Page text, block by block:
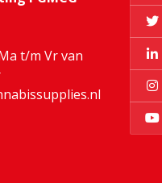
t/m Vr van